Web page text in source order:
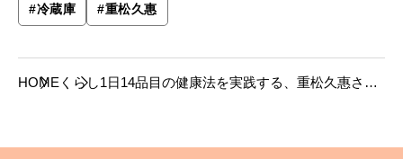
#冷蔵庫 #重松久惠
HOME くらし1日14品目の健康法を実践する、重松久惠さん